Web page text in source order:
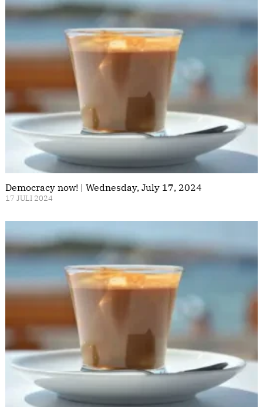
Democracy now! | Wednesday, July 17, 2024
17 JULI 2024